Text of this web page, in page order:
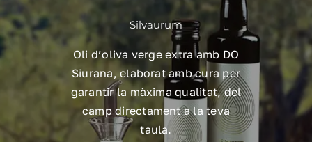
Silvaurum
Oli d’oliva verge extra amb DO
Siurana, elaborat amb cura per
garantir la màxima qualitat, del
camp directament a la teva
taula.